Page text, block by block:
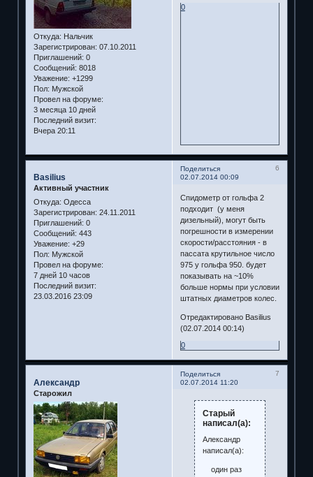
Откуда: Нальчик
Зарегистрирован: 07.10.2011
Приглашений: 0
Сообщений: 8018
Уважение: +1299
Пол: Мужской
Провел на форуме:
3 месяца 10 дней
Последний визит:
Вчера 20:11
0
Поделиться
6
02.07.2014 00:09
Basilius
Активный участник
Откуда: Одесса
Зарегистрирован: 24.11.2011
Приглашений: 0
Сообщений: 443
Уважение: +29
Пол: Мужской
Провел на форуме:
7 дней 10 часов
Последний визит:
23.03.2016 23:09
Спидометр от гольфа 2
подходит (у меня
дизельный), могут быть
погрешности в измерении
скорости/расстояния - в
пассата крутильное число
975 у гольфа 950. будет
показывать на ~10%
больше нормы при условии
штатных диаметров колес.
Отредактировано Basilius
(02.07.2014 00:14)
0
Поделиться
7
02.07.2014 11:20
Александр
Старожил
Старый
написал(а):
Александр
написал(а):
один раз